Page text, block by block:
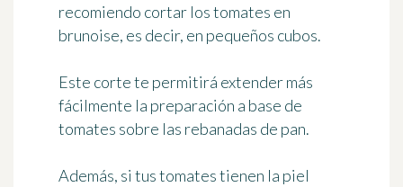
recomiendo cortar los tomates en
brunoise, es decir, en pequeños cubos.
Este corte te permitirá extender más
fácilmente la preparación a base de
tomates sobre las rebanadas de pan.
Además, si tus tomates tienen la piel